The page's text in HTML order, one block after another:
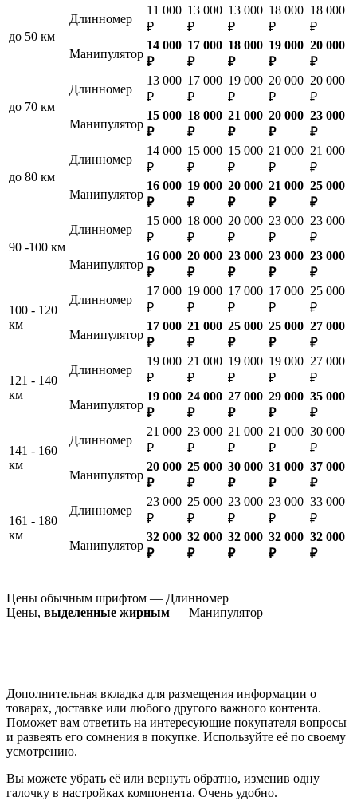
до 50 км
Длинномер
11 000
₽
13 000
₽
13 000
₽
18 000
₽
18 000
₽
Манипулятор
14 000
₽
17 000
₽
18 000
₽
19 000
₽
20 000
₽
до 70 км
Длинномер
13 000
₽
17 000
₽
19 000
₽
20 000
₽
20 000
₽
Манипулятор
15 000
₽
18 000
₽
21 000
₽
20 000
₽
23 000
₽
до 80 км
Длинномер
14 000
₽
15 000
₽
15 000
₽
21 000
₽
21 000
₽
Манипулятор
16 000
₽
19 000
₽
20 000
₽
21 000
₽
25 000
₽
90 -100 км
Длинномер
15 000
₽
18 000
₽
20 000
₽
23 000
₽
23 000
₽
Манипулятор
16 000
₽
20 000
₽
23 000
₽
23 000
₽
23 000
₽
100 - 120
км
Длинномер
17 000
₽
19 000
₽
17 000
₽
17 000
₽
25 000
₽
Манипулятор
17 000
₽
21 000
₽
25 000
₽
25 000
₽
27 000
₽
121 - 140
км
Длинномер
19 000
₽
21 000
₽
19 000
₽
19 000
₽
27 000
₽
Манипулятор
19 000
₽
24 000
₽
27 000
₽
29 000
₽
35 000
₽
141 - 160
км
Длинномер
21 000
₽
23 000
₽
21 000
₽
21 000
₽
30 000
₽
Манипулятор
20 000
₽
25 000
₽
30 000
₽
31 000
₽
37 000
₽
161 - 180
км
Длинномер
23 000
₽
25 000
₽
23 000
₽
23 000
₽
33 000
₽
Манипулятор
32 000
₽
32 000
₽
32 000
₽
32 000
₽
32 000
₽
Цены обычным шрифтом — Длинномер
Цены, выделенные жирным — Манипулятор
Дополнительная вкладка для размещения информации о
товарах, доставке или любого другого важного контента.
Поможет вам ответить на интересующие покупателя вопросы
и развеять его сомнения в покупке. Используйте её по своему
усмотрению.
Вы можете убрать её или вернуть обратно, изменив одну
галочку в настройках компонента. Очень удобно.